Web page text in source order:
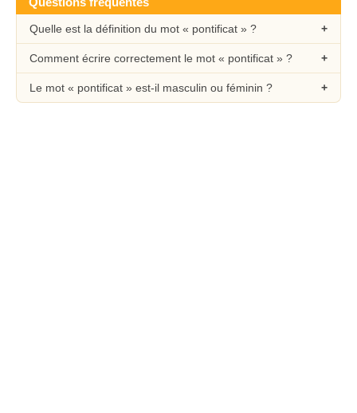
Quelle est la définition du mot « pontificat » ?
Comment écrire correctement le mot « pontificat » ?
Le mot « pontificat » est-il masculin ou féminin ?